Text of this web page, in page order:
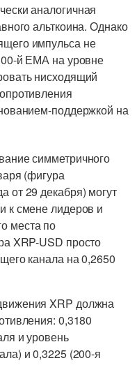
аналогичная
альткоина. Однако
импульса не
й ЕМА на уровне
нисходящий
поддержкой на
симметричного
(фигура
от 29 декабря) могут
к смене лидеров и
места по
XRP-USD просто
канала на 0,2650
XRP должна
0,3180
и уровень
и 0,3225 (200-я